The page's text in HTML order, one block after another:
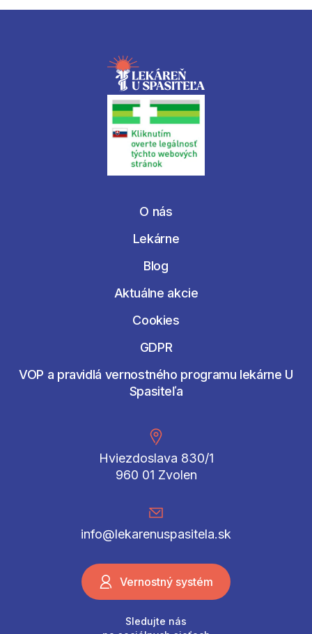
O nás
Lekárne
Blog
Aktuálne akcie
Cookies
GDPR
VOP a pravidlá vernostného programu lekárne U
Spasiteľa
Hviezdoslava 830/1
960 01 Zvolen
info@lekarenuspasitela.sk
Vernostný systém
Sledujte nás